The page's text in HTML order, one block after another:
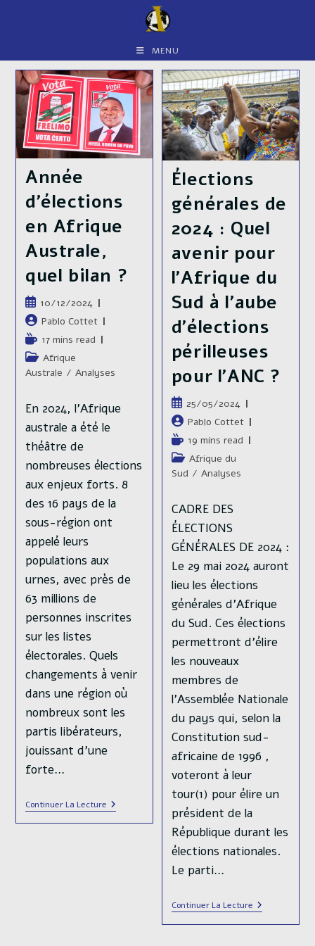
MENU
Année
d’élections
en Afrique
Australe,
quel bilan ?
Publication
publiée :
10/12/2024
Auteur/autrice
de
la
publication :
Pablo Cottet
Temps
de
lecture :
17 mins read
Post
category:
Afrique
Australe / Analyses
En 2024, l’Afrique
australe a été le
théâtre de
nombreuses élections
aux enjeux forts. 8
des 16 pays de la
sous-région ont
appelé leurs
populations aux
urnes, avec près de
63 millions de
personnes inscrites
sur les listes
électorales. Quels
changements à venir
dans une région où
nombreux sont les
partis libérateurs,
jouissant d’une
forte…
Continuer La LectureAnnée
D’élections
En
Élections
générales de
2024 : Quel
avenir pour
l’Afrique du
Sud à l’aube
d’élections
périlleuses
pour l’ANC ?
Publication
publiée :
25/05/2024
Auteur/autrice
de
la
publication :
Pablo Cottet
Temps
de
lecture :
19 mins read
Post
category:
Afrique du
Sud / Analyses
CADRE DES
ÉLECTIONS
GÉNÉRALES DE 2024 :
Le 29 mai 2024 auront
lieu les élections
générales d'Afrique
du Sud. Ces élections
permettront d'élire
les nouveaux
membres de
l'Assemblée Nationale
du pays qui, selon la
Constitution sud-
africaine de 1996 ,
voteront à leur
tour(1) pour élire un
président de la
République durant les
élections nationales.
Le parti…
Continuer La LectureÉlections
Générales
De